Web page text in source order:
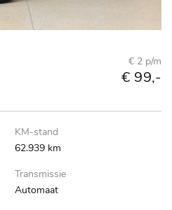
€ 2 p/m
€ 99,-
KM-stand
62.939 km
Transmissie
Automaat